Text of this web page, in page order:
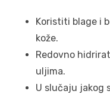
Koristiti blage i
kože.
Redovno
uljima.
U slučaju jakog